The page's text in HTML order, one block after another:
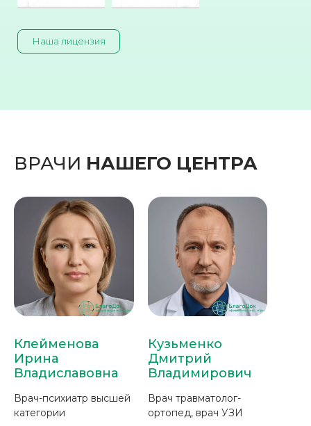
Наша лицензия
ВРАЧИ НАШЕГО ЦЕНТРА
Клейменова
Ирина
Владиславовна
Врач-психиатр высшей
категории
Кузьменко
Дмитрий
Владимирович
Врач травматолог-
ортопед, врач УЗИ